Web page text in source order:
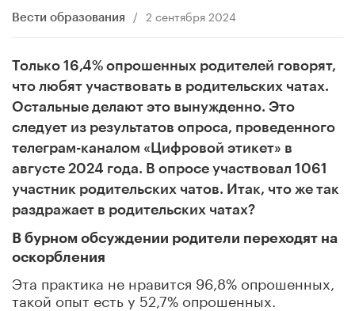
Вести образования / 2 сентября 2024
Только 16,4% опрошенных родителей говорят,
что любят участвовать в родительских чатах.
Остальные делают это вынужденно. Это
следует из результатов опроса, проведенного
телеграм-каналом «Цифровой этикет» в
августе 2024 года. В опросе участвовал 1061
участник родительских чатов. Итак, что же так
раздражает в родительских чатах?
В бурном обсуждении родители переходят на
оскорбления
Эта практика не нравится 96,8% опрошенных,
такой опыт есть у 52,7% опрошенных.